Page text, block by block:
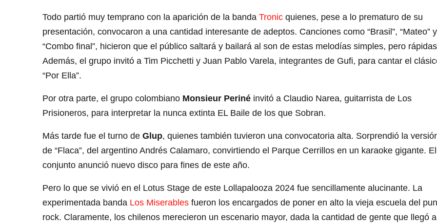
Todo partió muy temprano con la aparición de la banda Tronic quienes, pese a lo prematuro de su
presentación, convocaron a una cantidad interesante de adeptos. Canciones como “Brasil”, “Mateo” y
“Combo final”, hicieron que el público saltará y bailará al son de estas melodías simples, pero
Además, el grupo invitó a Tim Picchetti y Juan Pablo Varela, integrantes de Gufi, para cantar el
“Por Ella”.
Por otra parte, el grupo colombiano Monsieur Periné invitó a Claudio Narea, guitarrista de Los
Prisioneros, para interpretar la nunca extinta EL Baile de los que Sobran.
Más tarde fue el turno de Glup, quienes también tuvieron una convocatoria alta. Sorprendió la
de “Flaca”, del argentino Andrés Calamaro, convirtiendo el Parque Cerrillos en un karaoke gigante. El
conjunto anunció nuevo disco para fines de este año.
Pero lo que se vivió en el Lotus Stage de este Lollapalooza 2024 fue sencillamente alucinante. La
experimentada banda Los Miserables fueron los encargados de poner en alto la vieja escuela del
rock. Claramente, los chilenos merecieron un escenario mayor, dada la cantidad de gente que llegó a